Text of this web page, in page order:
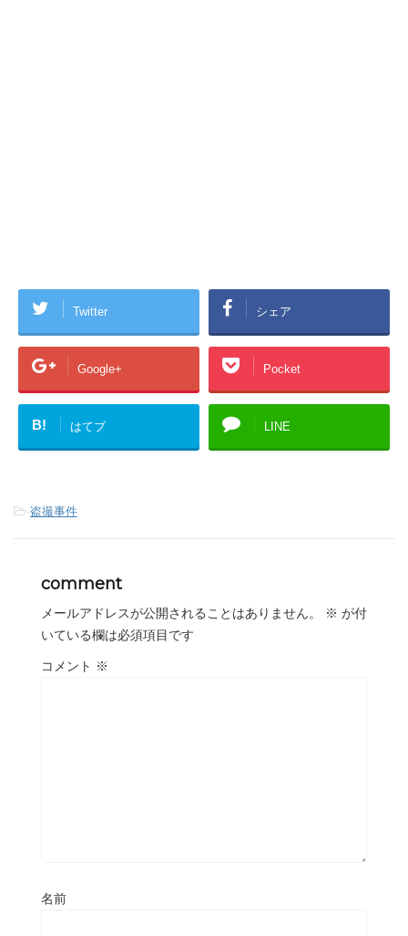
Twitter シェア
Google+ Pocket
B! はてブ LINE
-盗撮事件
comment
メールアドレスが公開されることはありません。 ※ が付
いている欄は必須項目です
コメント ※
名前